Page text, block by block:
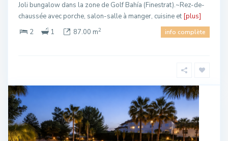
Joli bungalow dans la zone de Golf Bahía (Finestrat).~Rez-de-
chaussée avec porche, salon-salle à manger, cuisine et [plus]
2
1 87.00 m2 info complète